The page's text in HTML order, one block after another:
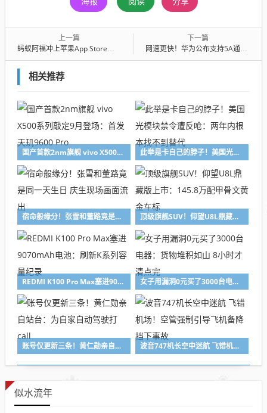
上一篇
蚂蚁阿福冲上苹果App Store总榜第一！前四全是阿里、字节、腾讯AI应用
下一篇
网速更快！华为公布支持5A通信机型：覆盖Mate、Pura、nova等系列
相关推荐
国产首款2nm旗舰 vivo X500系列敲定9月登场：首发天玑9600 Pro 此举是卡自己的脖子！美国光模块禁令遭反呛：两年内根本找不到替代
宿命般缘分！张雪和董路竟是同一天生日 庆生现场画面流出 顶级旗舰SUV！仰望U8L鼎藏版上市：145.8万配甲骨文黄金车标
REDMI K100 Pro Max塞进9070mAh电池：刷新K系列容量纪录 女子用漏洞0元买了3000台电器：货物堆积如山 8小时才清点完
账号仅更新三条！黄仁勋亲自站台：为自家自动驾驶打call 波音747机长空中迷航 飞错机场！空管强制引导飞机备降 挡下事故
似水流年